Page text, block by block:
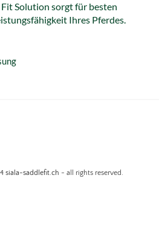
Solution sorgt für besten
Ihres Pferdes.
siala-saddlefit.ch - all rights reserved.